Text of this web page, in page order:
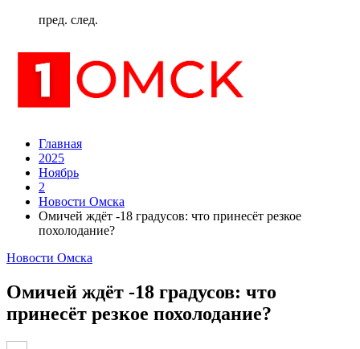
пред. след.
Главная
2025
Ноябрь
2
Новости Омска
Омичей ждёт -18 градусов: что принесёт резкое
похолодание?
Новости Омска
Омичей ждёт -18 градусов: что
принесёт резкое похолодание?